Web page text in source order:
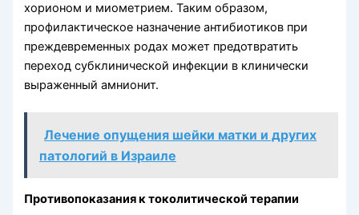
хорионом и миометрием. Таким образом,
профилактическое назначение антибиотиков при
преждевременных родах может предотвратить
переход субклинической инфекции в клинически
выраженный амнионит.
Лечение опущения шейки матки и других
патологий в Израиле
Противопоказания к токолитической терапии